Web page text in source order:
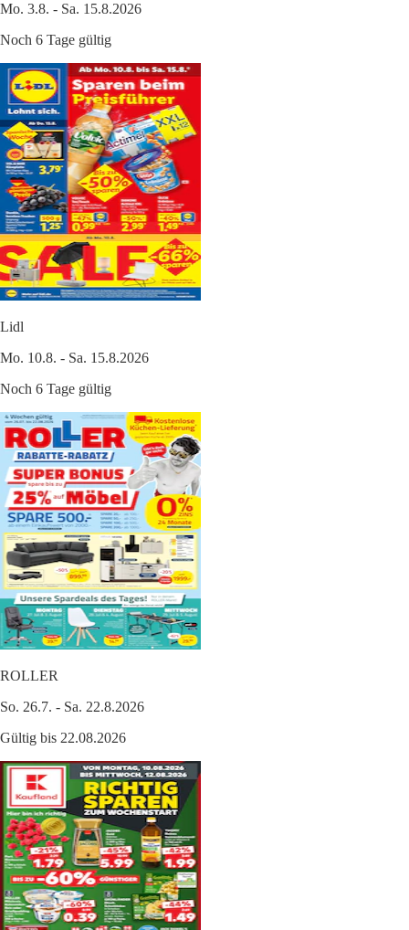
Mo. 3.8. - Sa. 15.8.2026
Noch 6 Tage gültig
Lidl
Mo. 10.8. - Sa. 15.8.2026
Noch 6 Tage gültig
ROLLER
So. 26.7. - Sa. 22.8.2026
Gültig bis 22.08.2026